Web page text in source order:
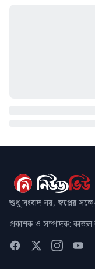
শুধু সংবাদ নয়, স্বপ্নের
প্রকাশক ও সম্পাদক: কাজল